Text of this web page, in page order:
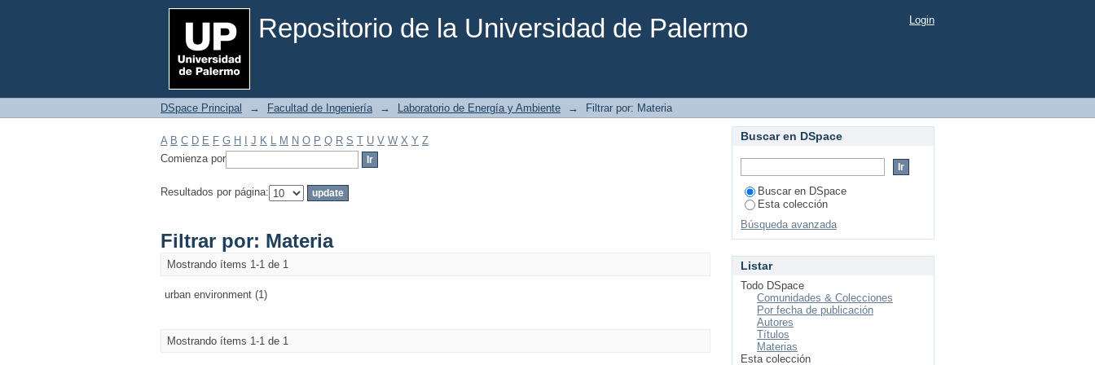
Repositorio de la Universidad de Palermo
Filtrar por: Materia Login
DSpace Principal → Facultad de Ingeniería → Laboratorio de Energía y Ambiente → Filtrar por: Materia
A B C D E F G H J K L M N O P Q R S T U V W X Y Z
Comienza por
Resultados por página:
Filtrar por: Materia
Mostrando ítems 1-1 de 1
urban environment (1)
Mostrando ítems 1-1 de 1
Buscar en DSpace
Buscar en DSpace
Esta colección
Búsqueda avanzada
Listar
Todo DSpace
Comunidades & Colecciones
Por fecha de publicación
Autores
Títulos
Materias
Esta colección